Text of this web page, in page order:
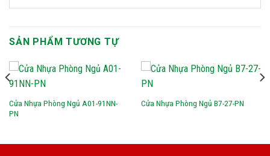
SẢN PHẨM TƯƠNG TỰ
Cửa Nhựa Phòng Ngủ A01-91NN-
PN
Cửa Nhựa Phòng Ngủ B7-27-PN